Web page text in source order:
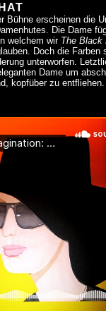
Bühne erscheinen die
Die Dame
welchem wir The Black
Doch die Farben
unterworfen.
Dame um
kopfüber zu entfliehen.